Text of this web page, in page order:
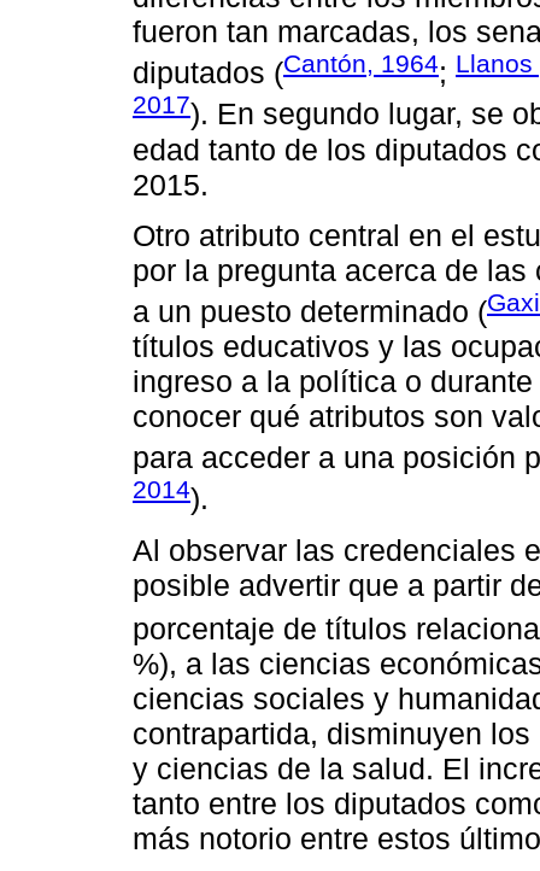
fueron tan marcadas, los
diputados (Cantón, 1964; Llanos
2017). En segundo lugar, se
edad tanto de los diputados
2015.
Otro atributo central en el
por la pregunta acerca de
a un puesto determinado (
títulos educativos y las
ingreso a la política o
conocer qué atributos son
para acceder a una posición
2014).
Al observar las credenciales
posible advertir que a partir
porcentaje de títulos
%), a las ciencias
ciencias sociales y
contrapartida, disminuyen
y ciencias de la salud. El
tanto entre los diputados
más notorio entre estos